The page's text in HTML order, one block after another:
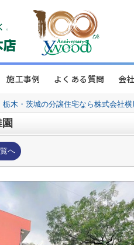
施工事例 よくある質問 会
木・茨城の分譲住宅なら株式会社
へ